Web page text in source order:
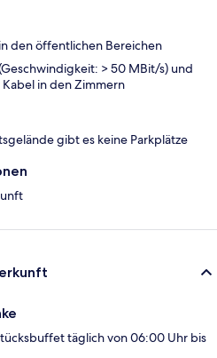
den öffentlichen Bereichen
> 50 MBit/s) und
in den Zimmern
gibt es keine Parkplätze
täglich von 06:00 Uhr bis